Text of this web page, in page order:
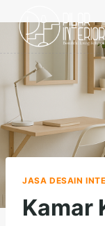
content
JASA DESAIN
Kamar